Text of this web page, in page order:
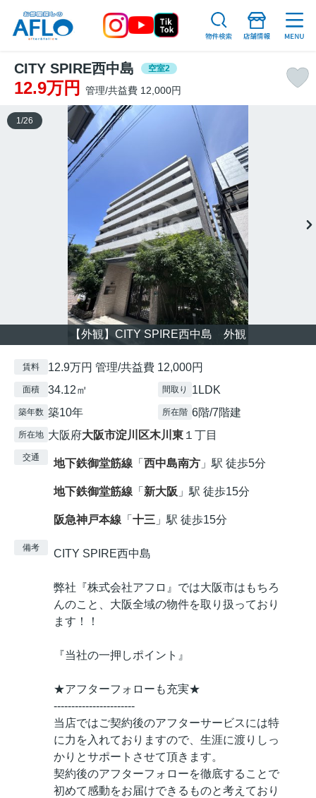
CITY SPIRE西中島 空室2
12.9万円 管理/共益費 12,000円
【外観】CITY SPIRE西中島 外観
1 /26
賃料 12.9万円 管理/共益費 12,000円
面積 34.12㎡ 間取り 1LDK
築年数 築10年 所在階 6階/7階建
所在地 大阪府大阪市淀川区木川東 １丁目
交通 地下鉄御堂筋線 「 西中島南方 」駅 徒歩5分
地下鉄御堂筋線 「 新大阪 」駅 徒歩15分
阪急神戸本線 「 十三 」駅 徒歩15分
備考 CITY SPIRE西中島
弊社『株式会社アフロ』では大阪市はもちろ
んのこと、大阪全域の物件を取り扱っており
ます！！
『当社の一押しポイント』
★アフターフォローも充実★
-----------------------
当店ではご契約後のアフターサービスには特
に力を入れておりますので、生涯に渡りしっ
かりとサポートさせて頂きます。
契約後のアフターフォローを徹底することで
初めて感動をお届けできるものと考えており